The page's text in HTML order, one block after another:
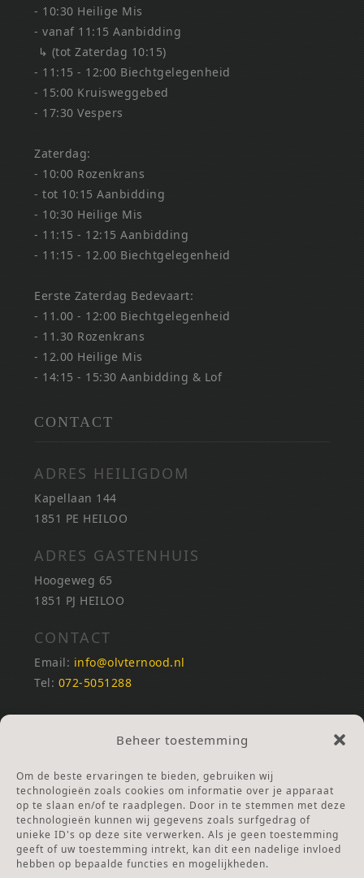
Beheer toestemming
Om de beste ervaringen te bieden, gebruiken wij
technologieën zoals cookies om informatie over je apparaat
op te slaan en/of te raadplegen. Door in te stemmen met deze
technologieën kunnen wij gegevens zoals surfgedrag of
unieke ID's op deze site verwerken. Als je geen toestemming
geeft of uw toestemming intrekt, kan dit een nadelige invloed
hebben op bepaalde functies en mogelijkheden.
- 10:30 Heilige Mis
- vanaf 11:15 Aanbidding
↳ (tot Zaterdag 10:15)
- 11:15 - 12:00 Biechtgelegenheid
- 15:00 Kruisweggebed
- 17:30 Vespers
Zaterdag:
- 10:00 Rozenkrans
- tot 10:15 Aanbidding
- 10:30 Heilige Mis
- 11:15 - 12:15 Aanbidding
- 11:15 - 12.00 Biechtgelegenheid
Eerste Zaterdag Bedevaart:
- 11.00 - 12:00 Biechtgelegenheid
- 11.30 Rozenkrans
- 12.00 Heilige Mis
- 14:15 - 15:30 Aanbidding & Lof
CONTACT
ADRES HEILIGDOM
Kapellaan 144
1851 PE HEILOO
ADRES GASTENHUIS
Hoogeweg 65
1851 PJ HEILOO
CONTACT
Email: info@olvternood.nl
Tel: 072-5051288
REKENINGNUMMERS
NL25INGB0000672168
Ga naar Doneren
ANBI Stichting
RSIN nummer:002832987